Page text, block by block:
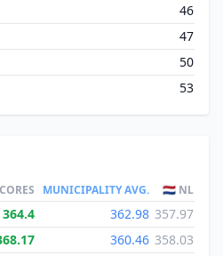
46
47
50
53
MUNICIPALITY AVG. 🇳🇱 NL
364.4 362.98 357.97
360.46 358.03